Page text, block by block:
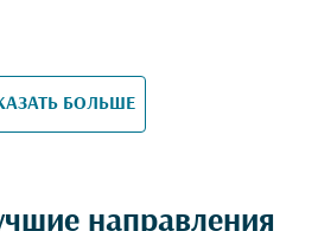
БОЛЬШЕ
направления